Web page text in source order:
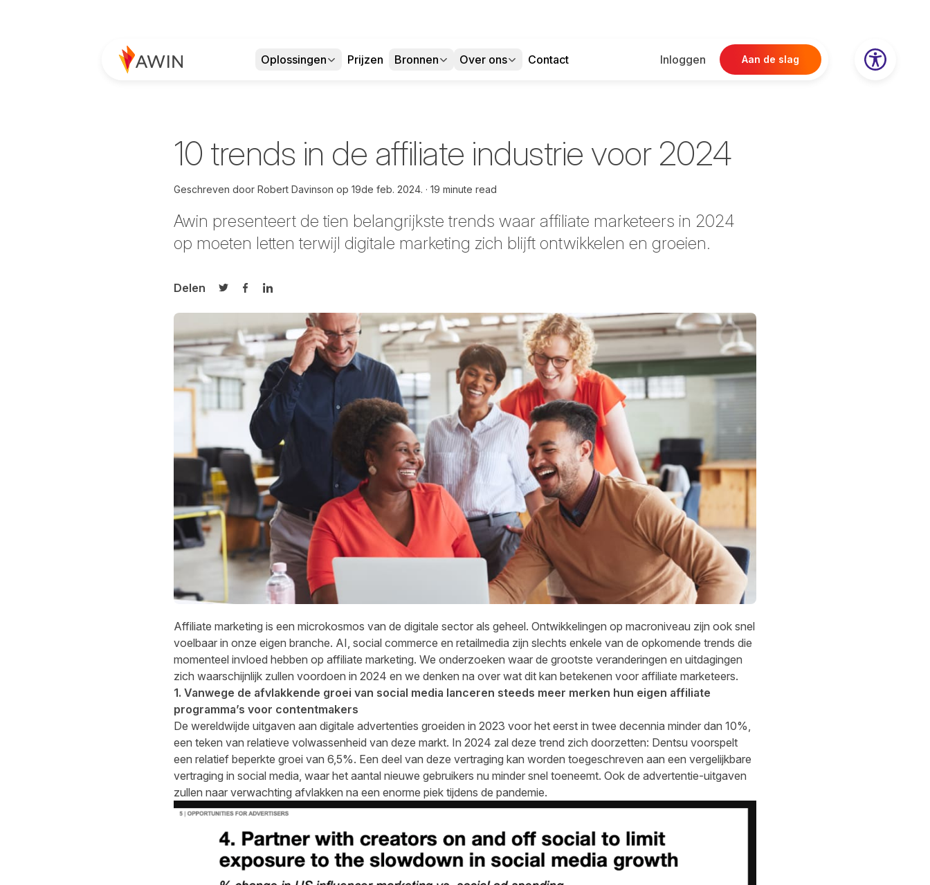
Oplossingen Prijzen Bronnen Over ons Contact Inloggen Aan de slag
10 trends in de affiliate industrie voor 2024
Geschreven door Robert Davinson op 19de feb. 2024. 19 minute read
Awin presenteert de tien belangrijkste trends waar affiliate marketeers in 2024
op moeten letten terwijl digitale marketing zich blijft ontwikkelen en groeien.
Delen
Delen op Twitter
Delen op Facebook
Delen op LinkedIn
Affiliate marketing is een microkosmos van de digitale sector als geheel. Ontwikkelingen op macroniveau zijn ook snel
voelbaar in onze eigen branche. AI, social commerce en retailmedia zijn slechts enkele van de opkomende trends die
momenteel invloed hebben op affiliate marketing. We onderzoeken waar de grootste veranderingen en uitdagingen
zich waarschijnlijk zullen voordoen in 2024 en we denken na over wat dit kan betekenen voor affiliate marketeers.
1. Vanwege de afvlakkende groei van social media lanceren steeds meer merken hun eigen affiliate
programma’s voor contentmakers
De wereldwijde uitgaven aan digitale advertenties groeiden in 2023 voor het eerst in twee decennia minder dan 10%,
een teken van relatieve volwassenheid van deze markt. In 2024 zal deze trend zich doorzetten: Dentsu voorspelt
een relatief beperkte groei van 6,5%. Een deel van deze vertraging kan worden toegeschreven aan een vergelijkbare
vertraging in social media, waar het aantal nieuwe gebruikers nu minder snel toeneemt. Ook de advertentie-uitgaven
zullen naar verwachting afvlakken na een enorme piek tijdens de pandemie.